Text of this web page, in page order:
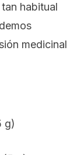
habitual
medicinal
g)